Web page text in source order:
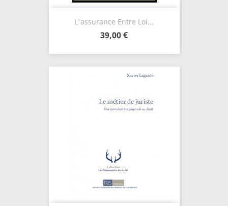
L'assurance Entre Loi...
39,00 €